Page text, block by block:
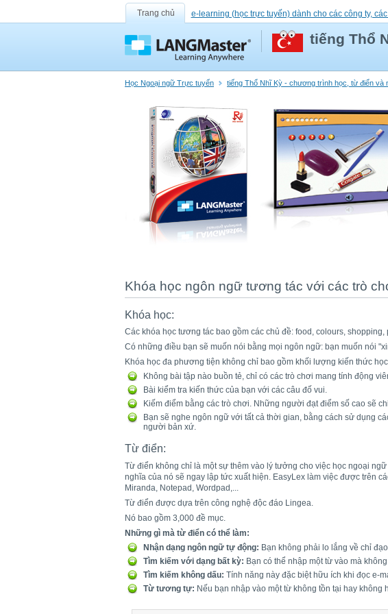
Trang chủ e-learning (học trực tuyến) dành cho các công ty,
tiếng Thổ
Học Ngoại ngữ Trực tuyến tiếng Thổ Nhĩ Kỳ - chương trình học, từ điển và
Khóa học ngôn ngữ tương tác với các trò
Khóa học:
Các khóa học tương tác bao gồm các chủ đề: food, colours,
Có những điều bạn sẽ muốn nói bằng mọi ngôn ngữ: bạn muốn nói
Khóa học đa phương tiện không chỉ bao gồm khối lượng kiến thức
Không bài tập nào buồn tẻ, chỉ có các trò chơi mang tính động
Bài kiểm tra kiến thức của bạn với các câu đố vui.
Kiếm điểm bằng các trò chơi. Những người đạt điểm số cao sẽ
Bạn sẽ nghe ngôn ngữ với tất cả thời gian, bằng cách sử dụng
người bản xứ.
Từ điển:
Từ điển không chỉ là một sự thêm vào lý tưởng cho việc học ngoại
nghĩa của nó sẽ ngay lập tức xuất hiện. EasyLex làm việc được trên
Miranda, Notepad, Wordpad,...
Từ điển được dựa trên công nghệ độc đáo Lingea.
Nó bao gồm 3,000 đề mục.
Những gì mà từ điển có thể làm:
Nhận dạng ngôn ngữ tự động: Bạn không phải lo lắng về chỉ
Tìm kiếm với dạng bất kỳ: Bạn có thể nhập một từ vào mà
Tìm kiếm không dấu: Tính năng này đặc biệt hữu ích khi đọc e-
Từ tương tự: Nếu bạn nhập vào một từ không tồn tại hay